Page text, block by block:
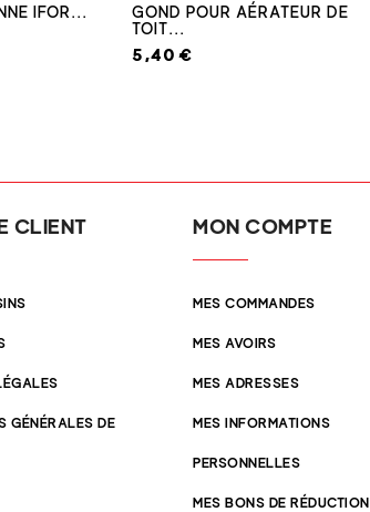
IFOR...
GOND POUR AÉRATEUR DE
TOIT...
5,40 €
CLIENT
GÉNÉRALES DE
MON COMPTE
MES COMMANDES
MES AVOIRS
MES ADRESSES
MES INFORMATIONS
PERSONNELLES
MES BONS DE RÉDUCTION